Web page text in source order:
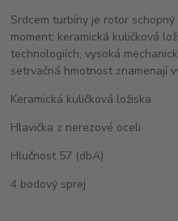
Srdcem turbíny je rotor
moment: keramická kuličková
technologiích, vysoká
setrvačná hmotnost znamenají
Keramická kuličková ložiska
Hlavička z nerezové oceli
Hlučnost 57 (dbA)
4 bodový sprej